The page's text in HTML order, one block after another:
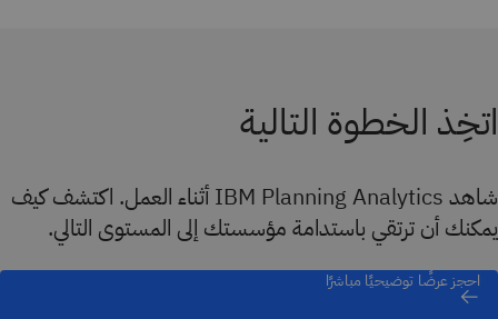
اتخِذ الخطوة التالية
شاهد IBM Planning Analytics أثناء العمل. اكتشف كيف
يمكنك أن ترتقي باستدامة مؤسستك إلى المستوى التالي.
احجز عرضًا توضيحيًا مباشرًا